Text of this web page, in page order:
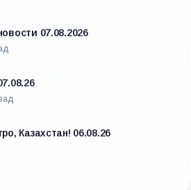
07.08.2026
Казахстан! 06.08.26